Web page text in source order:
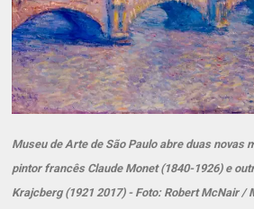
Museu de Arte de São Paulo abre duas novas
pintor francês Claude Monet (1840-1926) e
Krajcberg (1921 2017) - Foto: Robert McNair